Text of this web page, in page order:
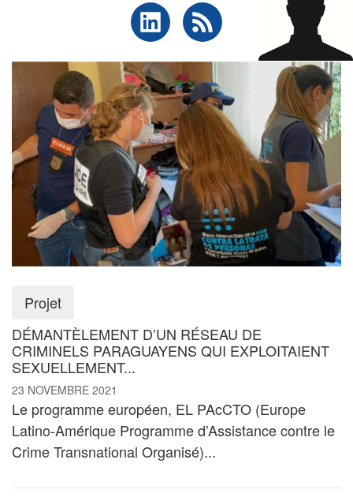
Projet
DÉMANTÈLEMENT D’UN RÉSEAU DE
CRIMINELS PARAGUAYENS QUI EXPLOITAIENT
SEXUELLEMENT...
23 NOVEMBRE 2021
Le programme européen, EL PAcCTO (Europe
Latino-Amérique Programme d’Assistance contre le
Crime Transnational Organisé)...